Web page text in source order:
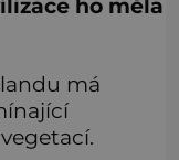
ho měla
má